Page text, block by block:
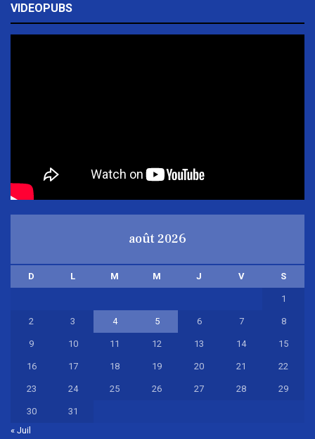
VIDEOPUBS
août 2026
D L M M J V S
1
2 3 4 5 6 7 8
9 10 11 12 13 14 15
16 17 18 19 20 21 22
23 24 25 26 27 28 29
30
31
« Juil